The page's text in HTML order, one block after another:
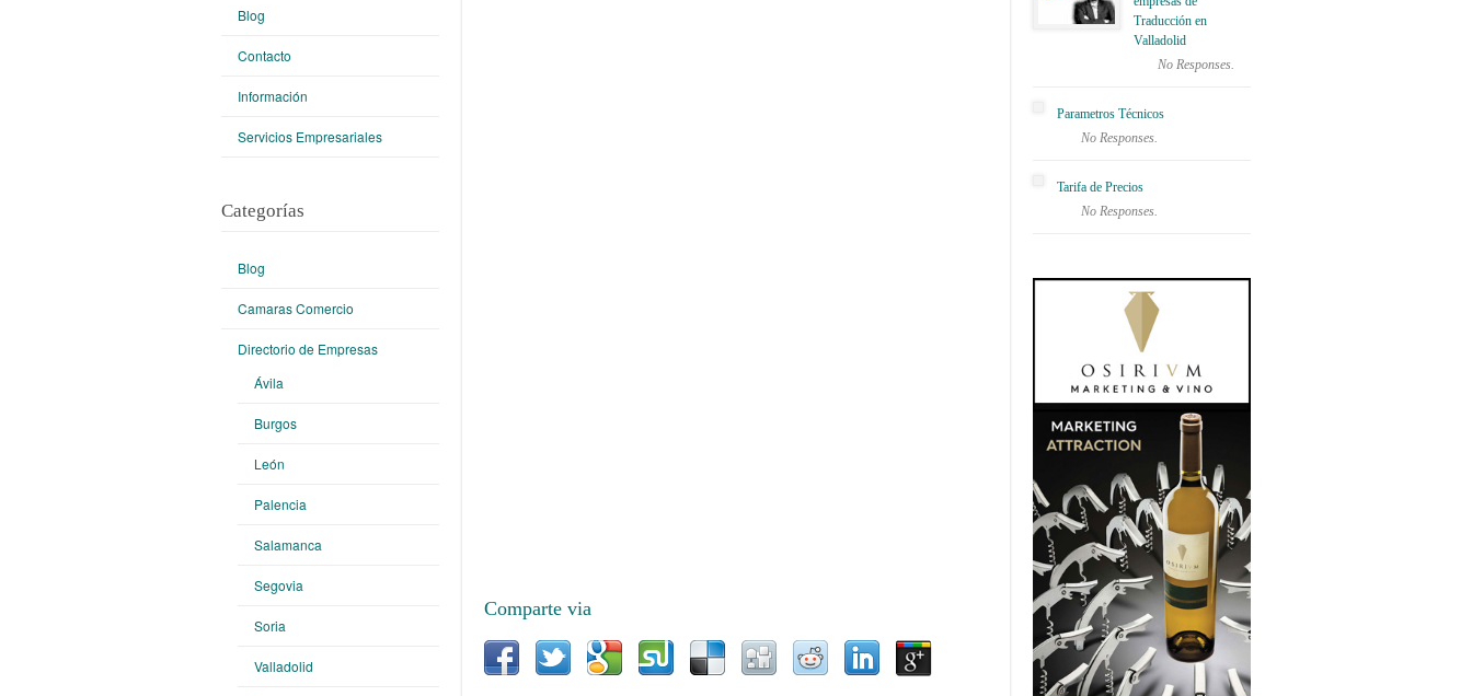
Comparte via
Blog
Contacto
Información
Servicios Empresariales
Categorías
Blog
Camaras Comercio
Directorio de Empresas
Ávila
Burgos
León
Palencia
Salamanca
Segovia
Soria
Valladolid
Traducción en
Valladolid
No Responses.
Parametros Técnicos
No Responses.
Tarifa de Precios
No Responses.